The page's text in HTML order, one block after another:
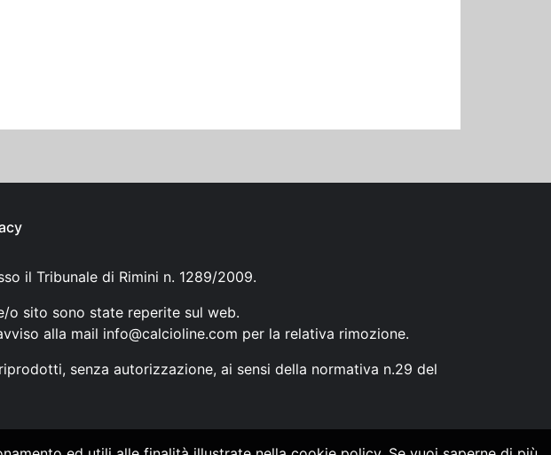
il Tribunale di Rimini n. 1289/2009.
sito sono state reperite sul web.
alla mail info@calcioline.com per la relativa rimozione.
senza autorizzazione, ai sensi della normativa n.29 del